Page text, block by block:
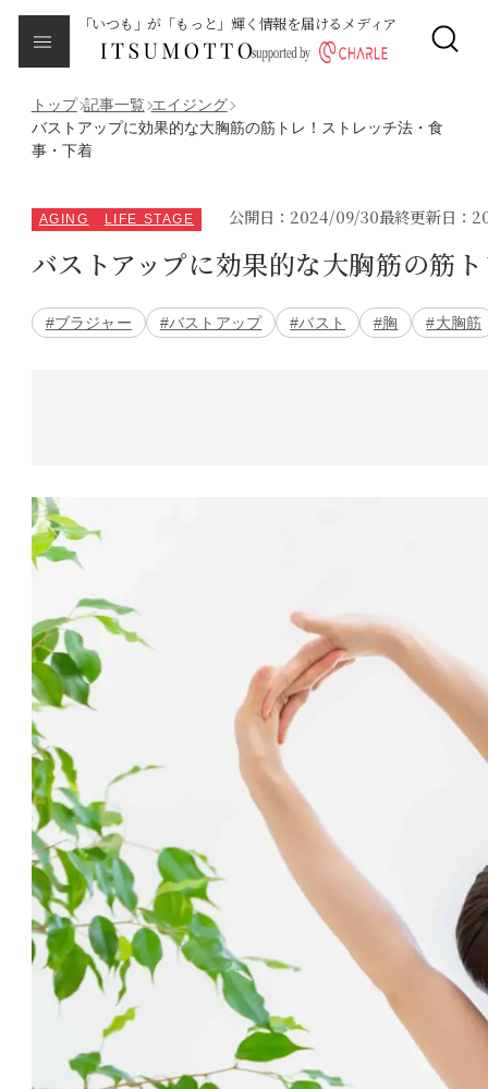
「いつも」が「もっと」輝く情報を届けるメディア
サイクルバランス
トップ 記事一覧 エイジング
バストアップに効果的な大胸筋の筋トレ！ストレッチ法・食
事・下着
AGING LIFE STAGE 公開日：2024/09/30最終更新日：
バストアップに効果的な大胸筋の筋
#ブラジャー #バストアップ #バスト #胸 #大胸筋